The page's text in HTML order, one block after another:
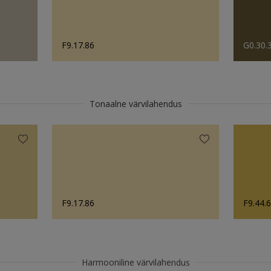
F9.17.86
Tonaalne värvilahendus
F9.17.86
Harmooniline värvilahendus